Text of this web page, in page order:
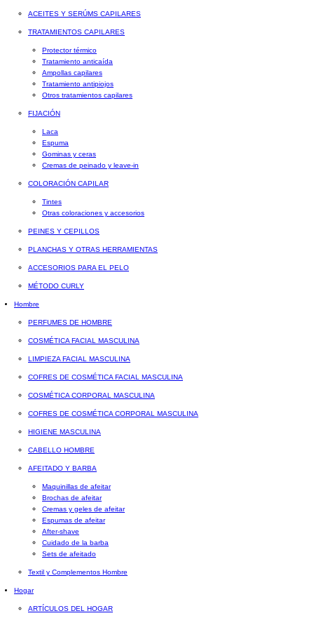
ACEITES Y SERÚMS CAPILARES
TRATAMIENTOS CAPILARES
Protector térmico
Tratamiento anticaída
Ampollas capilares
Tratamiento antipiojos
Otros tratamientos capilares
FIJACIÓN
Laca
Espuma
Gominas y ceras
Cremas de peinado y leave-in
COLORACIÓN CAPILAR
Tintes
Otras coloraciones y accesorios
PEINES Y CEPILLOS
PLANCHAS Y OTRAS HERRAMIENTAS
ACCESORIOS PARA EL PELO
MÉTODO CURLY
Hombre
PERFUMES DE HOMBRE
COSMÉTICA FACIAL MASCULINA
LIMPIEZA FACIAL MASCULINA
COFRES DE COSMÉTICA FACIAL MASCULINA
COSMÉTICA CORPORAL MASCULINA
COFRES DE COSMÉTICA CORPORAL MASCULINA
HIGIENE MASCULINA
CABELLO HOMBRE
AFEITADO Y BARBA
Maquinillas de afeitar
Brochas de afeitar
Cremas y geles de afeitar
Espumas de afeitar
After-shave
Cuidado de la barba
Sets de afeitado
Textil y Complementos Hombre
Hogar
ARTÍCULOS DEL HOGAR